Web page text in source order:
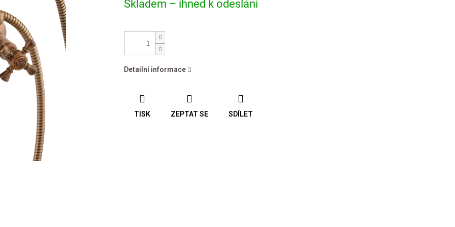
cena:
Skladem – ihned k odeslání
Detailní informace
TISK ZEPTAT SE SDÍLET